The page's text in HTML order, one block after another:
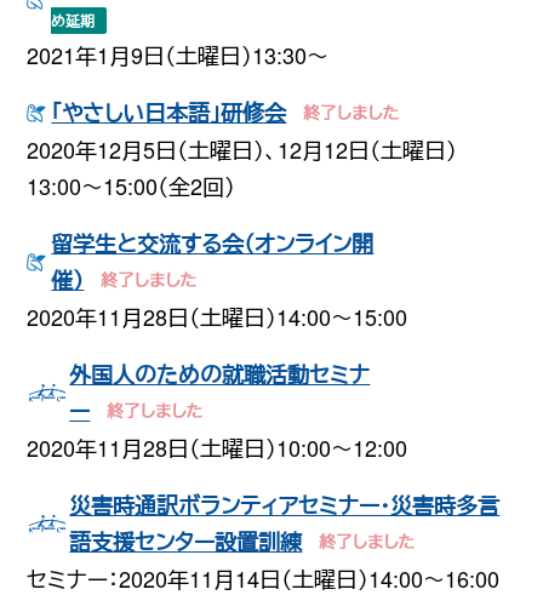
め延期
2021年1月9日（土曜日）13:30〜
「やさしい日本語」研修会
2020年12月5日（土曜日）、12月12日（土曜日）
13:00〜15:00（全2回）
留学生と交流する会（オンライン開
催）
2020年11月28日（土曜日）14:00〜15:00
外国人のための就職活動セミナ
ー
2020年11月28日（土曜日）10:00〜12:00
災害時通訳ボランティアセミナー・災害時多言
語支援センター設置訓練
セミナー：2020年11月14日（土曜日）14:00〜16:00